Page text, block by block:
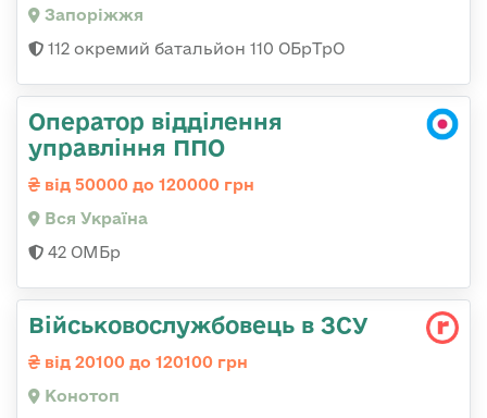
Запоріжжя
112 окремий батальйон 110 ОБрТрО
Оператор відділення
управління ППО
від 50000 до 120000 грн
Вся Україна
42 ОМБр
Військовослужбовець в ЗСУ
від 20100 до 120100 грн
Конотоп